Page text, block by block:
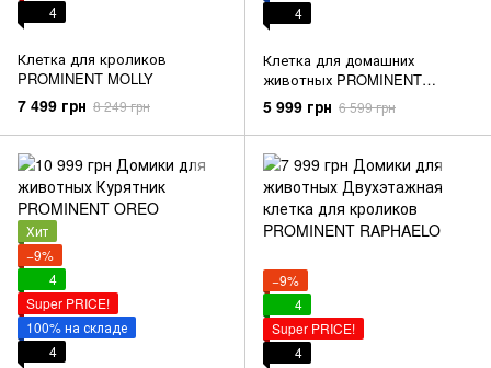
4
Клетка для кроликов
PROMINENT MOLLY
7 499 грн 8 249 грн
4
Клетка для домашних
животных PROMINENT
BUNNY
5 999 грн 6 599 грн
Хит
−9%
4
Super PRICE!
100% на складе
4
−9%
4
Super PRICE!
4